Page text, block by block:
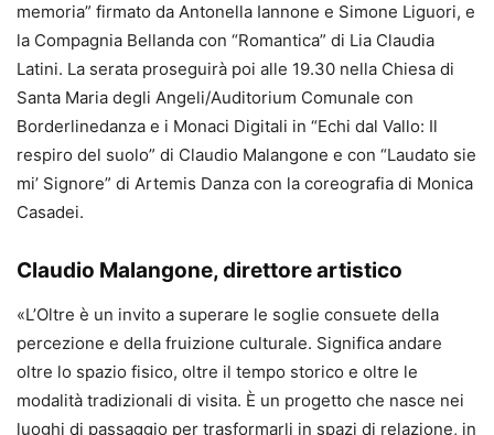
memoria” firmato da Antonella Iannone e Simone Liguori, e
la Compagnia Bellanda con “Romantica” di Lia Claudia
Latini. La serata proseguirà poi alle 19.30 nella Chiesa di
Santa Maria degli Angeli/Auditorium Comunale con
Borderlinedanza e i Monaci Digitali in “Echi dal Vallo: Il
respiro del suolo” di Claudio Malangone e con “Laudato sie
mi’ Signore” di Artemis Danza con la coreografia di Monica
Casadei.
Claudio Malangone, direttore artistico
«L’Oltre è un invito a superare le soglie consuete della
percezione e della fruizione culturale. Significa andare
oltre lo spazio fisico, oltre il tempo storico e oltre le
modalità tradizionali di visita. È un progetto che nasce nei
luoghi di passaggio per trasformarli in spazi di relazione, in